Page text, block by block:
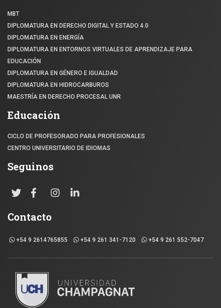
MBT
DIPLOMATURA EN DERECHO DIGITAL Y ESTADO 4.0
DIPLOMATURA EN ENERGÍA
DIPLOMATURA EN ENTORNOS VIRTUALES DE APRENDIZAJE PARA
EDUCACIÓN
DIPLOMATURA EN GÉNERO E IGUALDAD
DIPLOMATURA EN HIDROCARBUROS
MAESTRÍA EN DERECHO PROCESAL UNR
Educación
CICLO DE PROFESORADO PARA PROFESIONALES
CENTRO UNIVERSITARIO DE IDIOMAS
Seguinos
Contacto
+54 9 2614765855 +54 9 261 341-7120 +54 9 261 552-7047